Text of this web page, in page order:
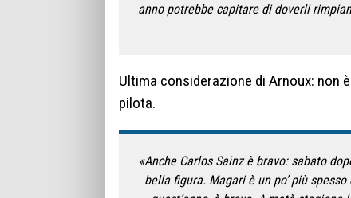
anno potrebbe capitare di doverli
Ultima considerazione di Arnoux: non
pilota.
«Anche Carlos Sainz è bravo: sabato
bella figura. Magari è un po’ più